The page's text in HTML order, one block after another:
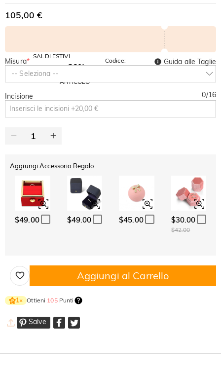
105,00 €
SALDI ESTIVI
-10%
SU TUTTO
-30%
ARTICOLO
Codice:
SUMMER
Misura*
-- Seleziona --
Guida alle Taglie
Incisione 0/16
Aggiungi Accessorio Regalo
$49.00 $49.00 $45.00 $30.00
$42.00
Aggiungi al Carrello
1× Ottieni 105Punti
Salve